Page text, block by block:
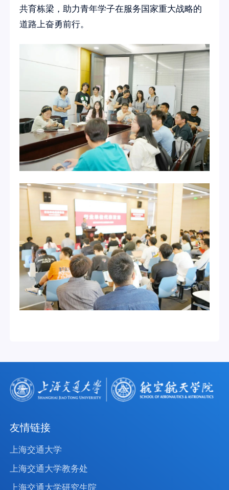
共育栋梁，助力青年学子在服务国家重大战略的
道路上奋勇前行。
友情链接
上海交通大学
上海交通大学教务处